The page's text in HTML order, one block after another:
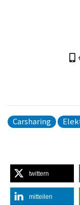
Carsharing
twittern
mitteilen